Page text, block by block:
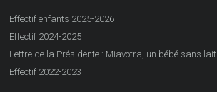
Effectif enfants 2025-2026
Effectif 2024-2025
Lettre de la Présidente : Miavotra, un bébé sans lait
Effectif 2022-2023